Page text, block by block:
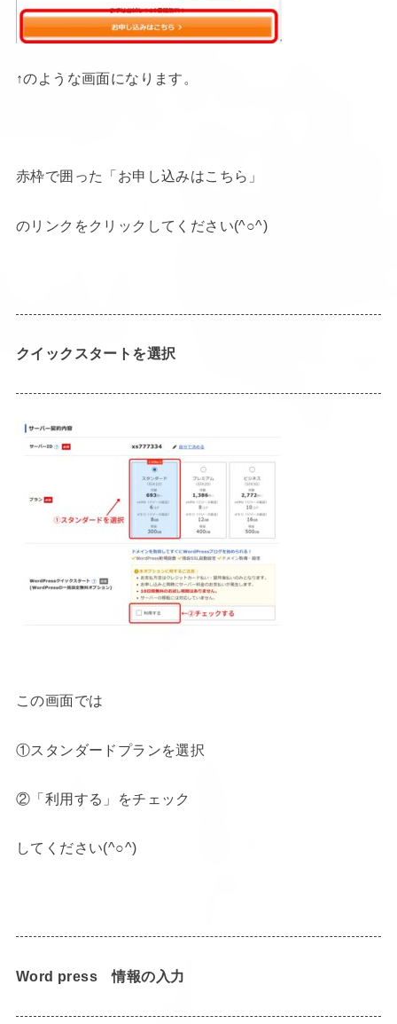
↑のような画面になります。
赤枠で囲った「お申し込みはこちら」
のリンクをクリックしてください(^○^)
クイックスタートを選択
この画面では
①スタンダードプランを選択
②「利用する」をチェック
してください(^○^)
Word press 情報の入力